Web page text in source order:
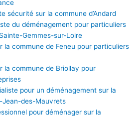
sécurité sur la commune d’Andard
du déménagement pour particuliers
Gemmes-sur-Loire
la commune de Feneu pour particuliers
la commune de Briollay pour
pour un déménagement sur la
Jean-des-Mauvrets
pour déménager sur la